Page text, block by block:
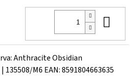
Anthracite Obsidian
| 135508/M6 EAN:8591804663635